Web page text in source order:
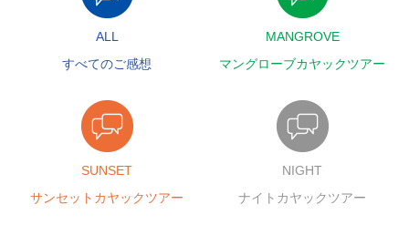
ALL
すべてのご感想
MANGROVE
マングローブカヤックツアー
SUNSET
サンセットカヤックツアー
NIGHT
ナイトカヤックツアー